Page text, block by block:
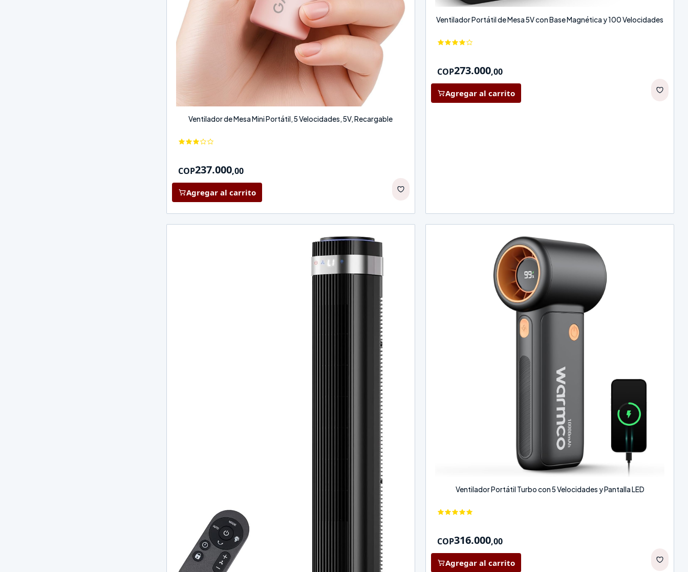
Ventilador de Mesa Mini Portátil, 5 Velocidades, 5V, Recargable
COP237.000,00
Agregar al carrito
Ventilador Portátil de Mesa 5V con Base Magnética y 100 Velocidades
COP273.000,00
Agregar al carrito
Ventilador Portátil Turbo con 5 Velocidades y Pantalla LED
COP316.000,00
Agregar al carrito